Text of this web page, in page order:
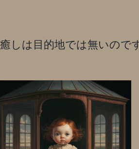
癒しは目的地では無いので